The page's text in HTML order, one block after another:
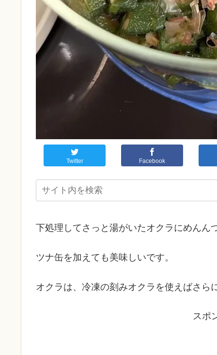
Twitter Facebook
下処理してさっと湯がいたオクラにめんん
ツナ缶を加えても美味しいです。
オクラは、冷凍の刻みオクラを使えばさら
スポ